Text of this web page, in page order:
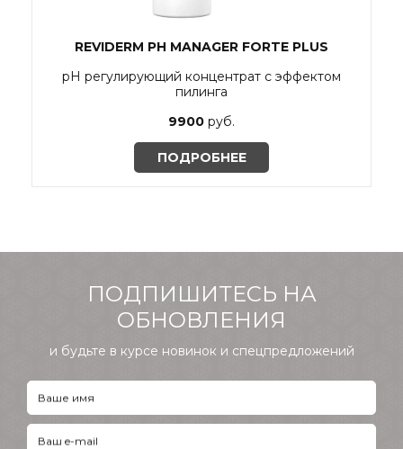
REVIDERM PH MANAGER FORTE PLUS
рН регулирующий концентрат с эффектом
пилинга
9900 руб.
ПОДРОБНЕЕ
ПОДПИШИТЕСЬ НА
ОБНОВЛЕНИЯ
и будьте в курсе новинок и спецпредложений
Ваше имя
Ваш e-mail